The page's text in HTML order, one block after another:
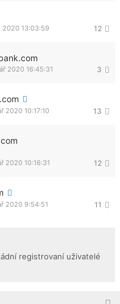
12
2020 13:03:59
3
2020 16:45:31
13
2020 10:17:10
12
2020 10:16:31
11
2020 9:54:51
registrovaní uživatelé